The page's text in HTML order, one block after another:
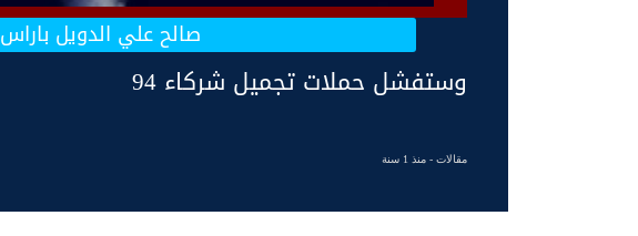
صالح علي الدويل باراس
وستفشل حملات تجميل شركاء 94
مقالات- منذ 1 سنة